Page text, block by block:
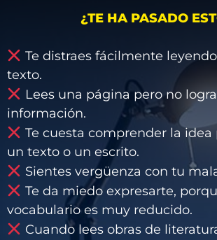
¿TE HA PASADO
Te distraes fácilmente
texto.
Lees una página pero no
información.
Te cuesta comprender la
un texto o un escrito.
Sientes vergüenza con tu
Te da miedo expresarte,
vocabulario es muy reducido.
Cuando lees obras de